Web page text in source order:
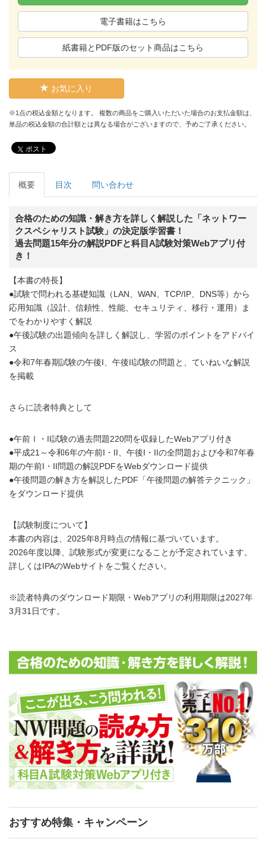
電子書籍はこちら
紙書籍とPDF版のセット商品はこちら
お気に入り
※1点の税込金額となります。 複数の商品をご購入いただいた場合のお支払金額は、
単品の税込金額の合計額とは異なる場合がございますので、予めご了承ください。
ポスト
概要 目次 問い合わせ
合格のための知識・解き方を詳しく解説した「ネットワー
クスペシャリスト試験」の決定版学習書！
過去問題15年分の解説PDFと科目A試験対策Webアプリ付
き！
【本書の特長】
●試験で問われる基礎知識（LAN、WAN、TCP/IP、DNS等）から
応用知識（設計、信頼性、性能、セキュリティ、移行・運用）ま
でをわかりやすく解説
●午後試験の出題傾向を詳しく解説し、学習のポイントをアドバイ
ス
●令和7年春期試験の午後I、午後II試験の問題と、ていねいな解説
を掲載
さらに読者特典として
●午前Ⅰ・II試験の過去問題220問を収録したWebアプリ付き
●平成21～令和6年の午前I・II、午後I・IIの全問題および令和7年春
期の午前I・II問題の解説PDFをWebダウンロード提供
●午後問題の解き方を解説したPDF「午後問題の解答テクニック」
をダウンロード提供
【試験制度について】
本書の内容は、2025年8月時点の情報に基づいています。
2026年度以降、試験形式が変更になることが予定されています。
詳しくはIPAのWebサイトをご覧ください。
※読者特典のダウンロード期限・Webアプリの利用期限は2027年
3月31日です。
おすすめ特集・キャンペーン